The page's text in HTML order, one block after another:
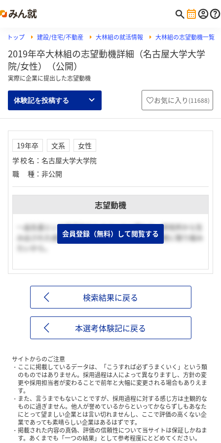
トップ 建設/住宅/不動産 大林組の就活情報 大林組の志望動機一覧
2019年卒大林組の志望動機詳細（名古屋大学大学
院/女性）（公開）
実際に企業に提出した志望動機
体験記を投稿する お気に入り (11688)
19年卒 文系
女性
学校名 ： 名古屋大学大学院
職種 ： 非公開
志望動機
一品生産という創造的なものづくりに携わり、研究所から生
み出された成果を現場に役立つ形にする技術開発に取り組み
たいから。
会員登録（無料）して閲覧する
検索結果に戻る
本選考体験記に戻る
サイトからのご注意
ここに掲載しているデータは、「こうすれば必ずうまくいく」という類
のものではありません。採用過程は人によって異なりますし、方針の変
更や採用担当者が変わることで前年と大幅に変更される場合もありえま
す。
また、言うまでもないことですが、採用過程に対する感じ方は主観的な
ものに過ぎません。他人が誉めているからといってかならずしもあなた
にとって望ましい企業とは言い切れませんし、ここで評価の高くない企
業であっても素晴らしい企業はあるはずです。
掲載された内容の真偽、評価の信頼性について当サイトは保証しかねま
す。あくまでも「一つの結果」として参考程度にとどめてください。